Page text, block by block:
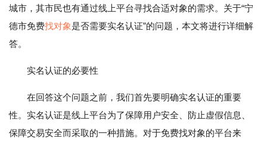
城市，其市民也有通过线上平台寻找合适对象的需求。关于“宁
德市免费找对象是否需要实名认证”的问题，本文将进行详细解
答。
实名认证的必要性
在回答这个问题之前，我们首先要明确实名认证的重要
性。实名认证是线上平台为了保障用户安全、防止虚假信息、
保障交易安全而采取的一种措施。对于免费找对象的平台来